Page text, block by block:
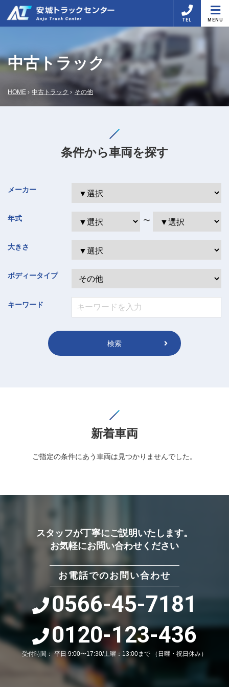
MENU
TEL
中古トラック
HOME 中古トラック その他
条件から車両を探す
メーカー
年式 〜
大きさ
ボディータイプ
キーワード
検索
新着車両
ご指定の条件にあう車両は見つかりませんでした。
スタッフが丁寧にご説明いたします。
お気軽にお問い合わせください
お電話でのお問い合わせ
0566-45-7181
0120-123-436
受付時間： 平日 9:00〜17:30/土曜：13:00まで （日曜・祝日休み）